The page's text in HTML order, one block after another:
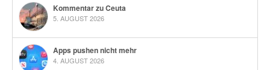
Kommentar zu Ceuta
5. AUGUST 2026
Apps pushen nicht mehr
4. AUGUST 2026